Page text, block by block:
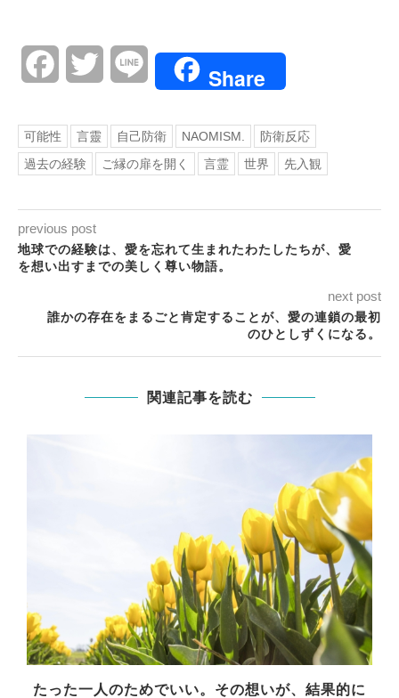
FacebookTwitter Line Share
可能性 言靈 自己防衛 NAOMISM.
防衛反応
過去の経験
ご縁の扉を開く 言霊 世界 先入観
previous post
地球での経験は、愛を忘れて生まれたわたしたちが、愛
を想い出すまでの美しく尊い物語。
next post
誰かの存在をまるごと肯定することが、愛の連鎖の最初
のひとしずくになる。
関連記事を読む
たった一人のためでいい。その想いが、結果的に